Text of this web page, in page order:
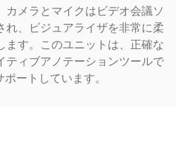
カメラとマイクはビデオ会議ソ
れ、ビジュアライザを非常に柔
ます。このユニットは、正確な
ティブアノテーションツールで
ポートしています。